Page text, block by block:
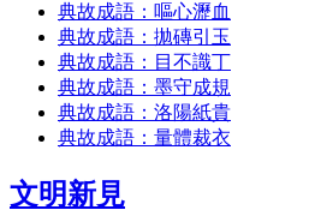
典故成語：嘔心瀝血
典故成語：拋磚引玉
典故成語：目不識丁
典故成語：墨守成規
典故成語：洛陽紙貴
典故成語：量體裁衣
文明新見